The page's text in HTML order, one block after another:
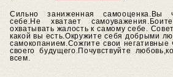
Сильно заниженная самооценка.Вы
себе.Не хватает
охватывать жалость к самому себе.
какой вы есть.Окружите себя добрыми
самокопанием.Сожгите свои негативные
своего будущего.Почувствуйте
всем.